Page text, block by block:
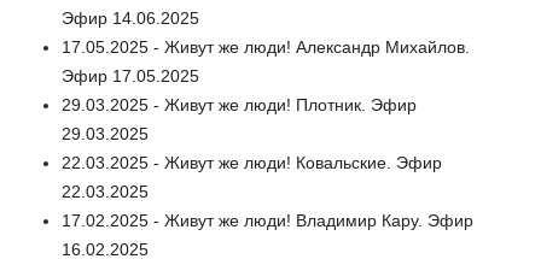
Эфир 14.06.2025
17.05.2025 - Живут же люди! Александр Михайлов.
Эфир 17.05.2025
29.03.2025 - Живут же люди! Плотник. Эфир
29.03.2025
22.03.2025 - Живут же люди! Ковальские. Эфир
22.03.2025
17.02.2025 - Живут же люди! Владимир Кару. Эфир
16.02.2025